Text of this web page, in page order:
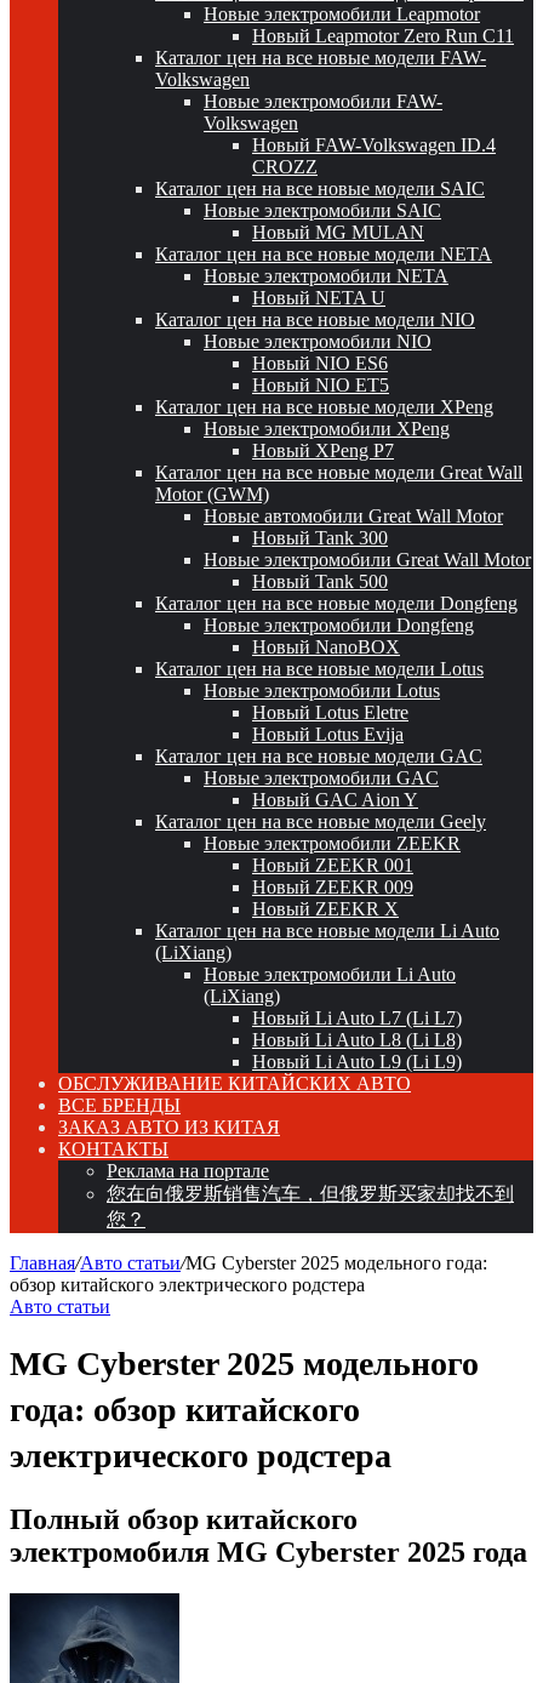
Новые электромобили Leapmotor
Новый Leapmotor Zero Run C11
Каталог цен на все новые модели FAW-
Volkswagen
Новые электромобили FAW-
Volkswagen
Новый FAW-Volkswagen ID.4
CROZZ
Каталог цен на все новые модели SAIC
Новые электромобили SAIC
Новый MG MULAN
Каталог цен на все новые модели NETA
Новые электромобили NETA
Новый NETA U
Каталог цен на все новые модели NIO
Новые электромобили NIO
Новый NIO ES6
Новый NIO ET5
Каталог цен на все новые модели XPeng
Новые электромобили XPeng
Новый XPeng P7
Каталог цен на все новые модели Great Wall
Motor (GWM)
Новые автомобили Great Wall Motor
Новый Tank 300
Новые электромобили Great Wall Motor
Новый Tank 500
Каталог цен на все новые модели Dongfeng
Новые электромобили Dongfeng
Новый NanoBOX
Каталог цен на все новые модели Lotus
Новые электромобили Lotus
Новый Lotus Eletre
Новый Lotus Evija
Каталог цен на все новые модели GAC
Новые электромобили GAC
Новый GAC Aion Y
Каталог цен на все новые модели Geely
Новые электромобили ZEEKR
Новый ZEEKR 001
Новый ZEEKR 009
Новый ZEEKR X
Каталог цен на все новые модели Li Auto
(LiXiang)
Новые электромобили Li Auto
(LiXiang)
Новый Li Auto L7 (Li L7)
Новый Li Auto L8 (Li L8)
Новый Li Auto L9 (Li L9)
ОБСЛУЖИВАНИЕ КИТАЙСКИХ АВТО
ВСЕ БРЕНДЫ
ЗАКАЗ АВТО ИЗ КИТАЯ
КОНТАКТЫ
Реклама на портале
您在向俄罗斯销售汽车，但俄罗斯买家却找不到
您？
Главная/Авто статьи/MG Cyberster 2025 модельного года:
обзор китайского электрического родстера
Авто статьи
MG Cyberster 2025 модельного
года: обзор китайского
электрического родстера
Полный обзор китайского
электромобиля MG Cyberster 2025 года